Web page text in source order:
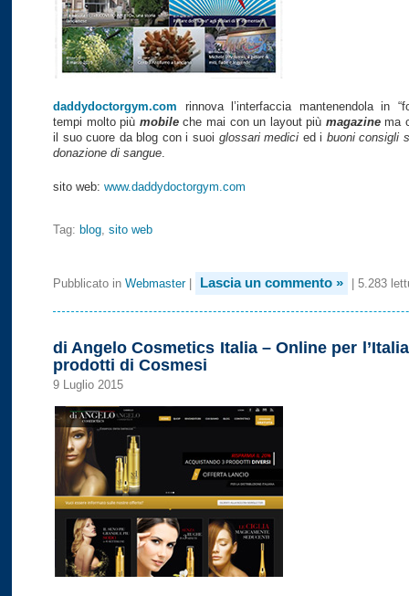
daddydoctorgym.com rinnova l’interfaccia mantenendola in
tempi molto più mobile che mai con un layout più magazinema
il suo cuore da blog con i suoi glossari medici ed i buoni consigli
donazione di sangue.
sito web: www.daddydoctorgym.com
Tag: blog, sito web
Pubblicato in Webmaster| Lascia un commento » | 5.283
di Angelo Cosmetics Italia – Online per
prodotti di Cosmesi
9 Luglio 2015